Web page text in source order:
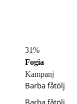
31%
Fogia
Kampanj
Barba fåtölj
Barba fåtölj